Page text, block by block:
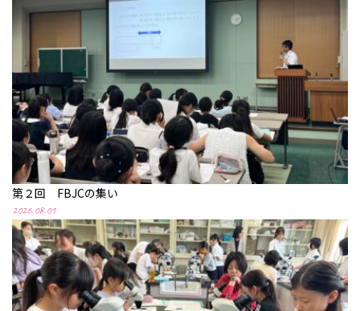
第２回 FBJCの集い
2026.08.01